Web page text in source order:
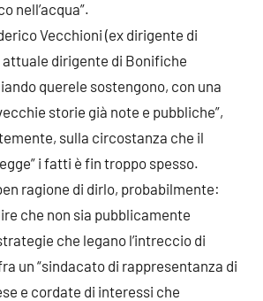
nell’acqua”.
Vecchioni (ex dirigente di
dirigente di Bonifiche
querele sostengono, con una
storie già note e pubbliche”,
sulla circostanza che il
i fatti è fin troppo spesso.
ragione di dirlo, probabilmente:
che non sia pubblicamente
che legano l’intreccio di
un “sindacato di rappresentanza di
e cordate di interessi che